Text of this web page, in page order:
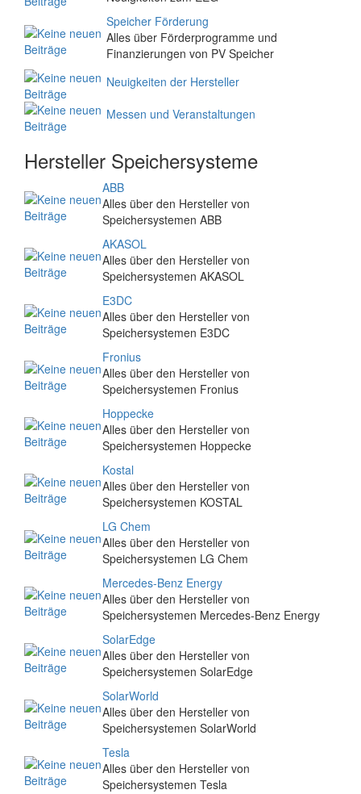
Speicher Förderung
Alles über Förderprogramme und
Finanzierungen von PV Speicher
Neuigkeiten der Hersteller
Messen und Veranstaltungen
Hersteller Speichersysteme
ABB
Alles über den Hersteller von
Speichersystemen ABB
AKASOL
Alles über den Hersteller von
Speichersystemen AKASOL
E3DC
Alles über den Hersteller von
Speichersystemen E3DC
Fronius
Alles über den Hersteller von
Speichersystemen Fronius
Hoppecke
Alles über den Hersteller von
Speichersystemen Hoppecke
Kostal
Alles über den Hersteller von
Speichersystemen KOSTAL
LG Chem
Alles über den Hersteller von
Speichersystemen LG Chem
Mercedes-Benz Energy
Alles über den Hersteller von
Speichersystemen Mercedes-Benz Energy
SolarEdge
Alles über den Hersteller von
Speichersystemen SolarEdge
SolarWorld
Alles über den Hersteller von
Speichersystemen SolarWorld
Tesla
Alles über den Hersteller von
Speichersystemen Tesla